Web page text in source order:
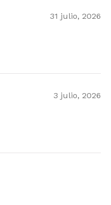
31 julio, 2026
3 julio, 2026